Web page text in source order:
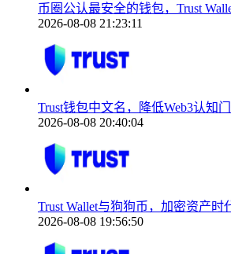
币圈公认最安全的钱包，Trust
2026-08-08 21:23:11
Trust钱包中文名，降低Web3认知
2026-08-08 20:40:04
Trust Wallet与狗狗币，加密资产时
2026-08-08 19:56:50